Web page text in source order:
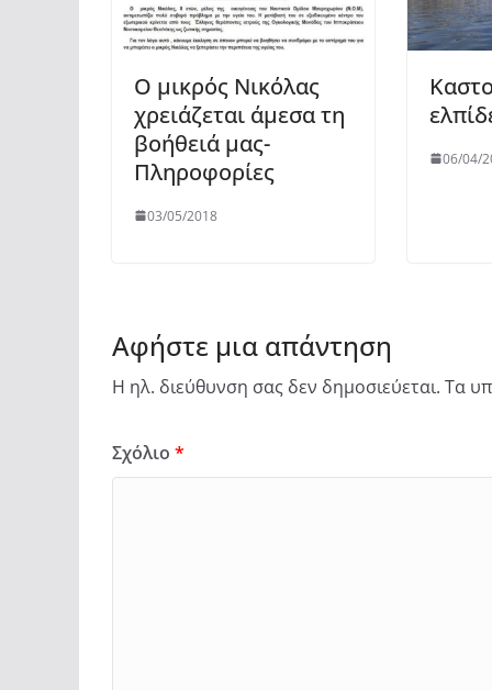
Ο μικρός Νικόλας
χρειάζεται άμεσα τη
βοήθειά μας-
Πληροφορίες
03/05/2018
06/04/
Αφήστε μια απάντηση
Η ηλ. διεύθυνση σας δεν δημοσιεύεται. Τα
Σχόλιο *